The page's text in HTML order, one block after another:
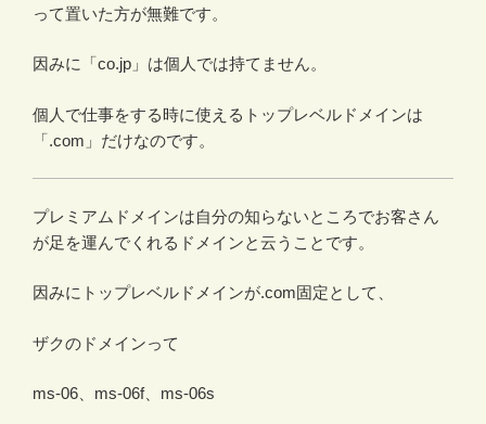
って置いた方が無難です。
因みに「co.jp」は個人では持てません。
個人で仕事をする時に使えるトップレベルドメインは
「.com」だけなのです。
プレミアムドメインは自分の知らないところでお客さん
が足を運んでくれるドメインと云うことです。
因みにトップレベルドメインが.com固定として、
ザクのドメインって
ms-06、ms-06f、ms-06s